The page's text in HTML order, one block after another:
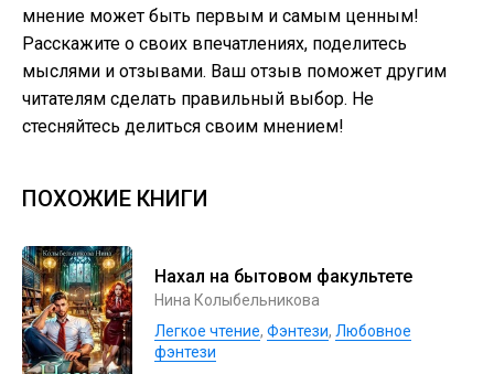
мнение может быть первым и самым ценным!
Расскажите о своих впечатлениях, поделитесь
мыслями и отзывами. Ваш отзыв поможет другим
читателям сделать правильный выбор. Не
стесняйтесь делиться своим мнением!
ПОХОЖИЕ КНИГИ
Нахал на бытовом факультете
Нина Колыбельникова
Легкое чтение, Фэнтези, Любовное
фэнтези